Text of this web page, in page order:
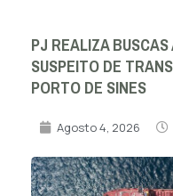
PJ REALIZA
SUSPEITO DE
PORTO DE SINES
Agosto 4, 2026